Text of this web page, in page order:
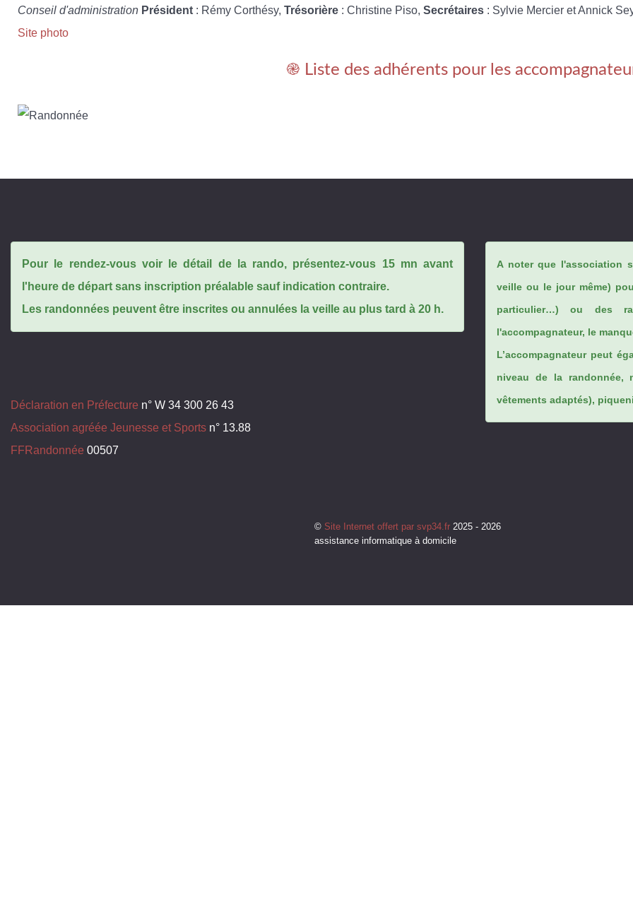
Conseil d'administration Président : Rémy Corthésy, Trésorière : Christine Piso, Secrétaires : Sylvie Mercier et Annick
Site photo
֎ Liste des adhérents pour les
Pour le rendez-vous voir le détail de la rando, présentez-vous 15 mn avant
l'heure de départ sans inscription préalable sauf indication contraire.
Les randonnées peuvent être inscrites ou annulées la veille au plus tard à 20 h.
Déclaration en Préfecture n° W 34 300 26 43
Association agréée Jeunesse et Sports n° 13.88
FFRandonnée 00507
A noter que l'association
veille ou le jour même)
particulier…) ou des
l'accompagnateur, le
L’accompagnateur peut
niveau de la randonnée,
vêtements adaptés),
© Site Internet offert par svp34.fr 2025 - 2026
assistance informatique à domicile